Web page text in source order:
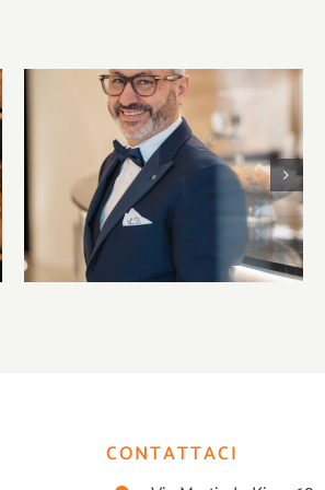
I 60 anni di Luigi Picerno
CONTATTACI